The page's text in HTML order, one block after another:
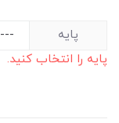
پایه
پایه را انتخاب کنید.